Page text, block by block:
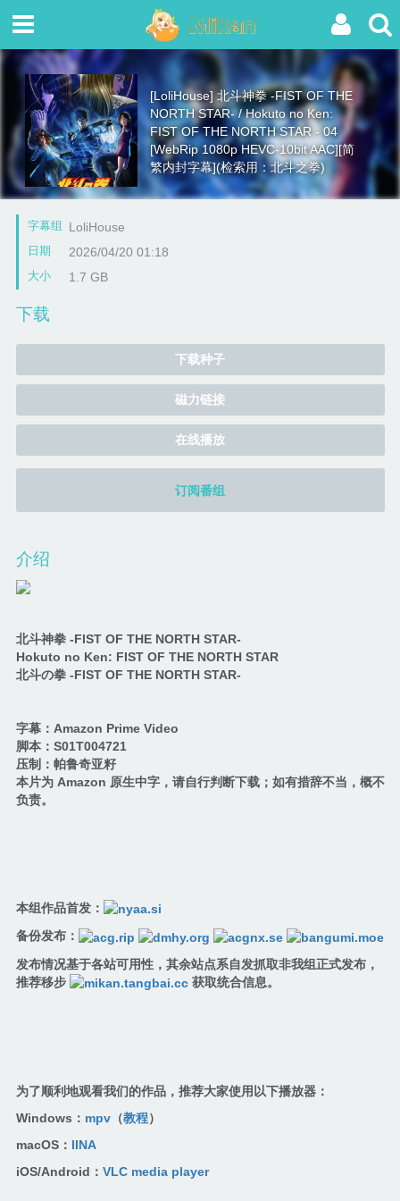
[LoliHouse] 北斗神拳 -FIST OF THE
NORTH STAR- / Hokuto no Ken:
FIST OF THE NORTH STAR - 04
[WebRip 1080p HEVC-10bit AAC][简
繁内封字幕](检索用：北斗之拳)
字幕组 LoliHouse
日期 2026/04/20 01:18
大小 1.7 GB
下载
下载种子
磁力链接
在线播放
订阅番组
介绍
北斗神拳 -FIST OF THE NORTH STAR-
Hokuto no Ken: FIST OF THE NORTH STAR
北斗の拳 -FIST OF THE NORTH STAR-
字幕：Amazon Prime Video
脚本：S01T004721
压制：帕鲁奇亚籽
本片为 Amazon 原生中字，请自行判断下载；如有措辞不当，概不
负责。
本组作品首发：
备份发布：
发布情况基于各站可用性，其余站点系自发抓取非我组正式发布，
推荐移步
获取统合信息。
为了顺利地观看我们的作品，推荐大家使用以下播放器：
Windows： mpv（教程）
macOS： IINA
iOS/Android： VLC media player